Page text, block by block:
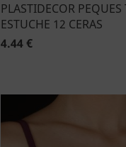
PLASTIDECOR
ESTUCHE 12 CERAS
4.44 €